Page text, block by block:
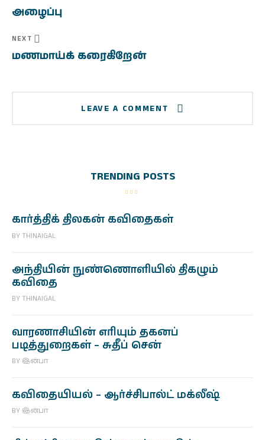
அழைப்பு
NEXT
மணமாய்க் கரைகிறேன்
LEAVE A COMMENT
TRENDING POSTS
கார்த்திக் திலகன் கவிதைகள்
BY THINAIGAL
அந்தியின் நுண்ணொளியில் திகழும்
கவிதை
BY THINAIGAL
வாரணாசியின் எரியும் தகனப்
படித்துறைகள் – சுதீப் சென்
BY இன்பா
கவிதையியல் – ஆர்ச்சிபால்ட் மக்லீஷ்
BY இன்பா